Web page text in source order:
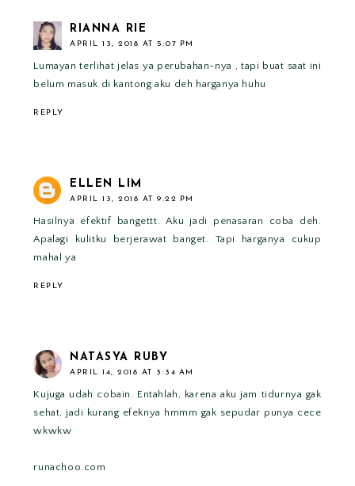
RIANNA RIE
APRIL 13, 2018 AT 5:07 PM
Lumayan terlihat jelas ya perubahan-nya , tapi buat saat ini
belum masuk di kantong aku deh harganya huhu
REPLY
ELLEN LIM
APRIL 13, 2018 AT 9:22 PM
Hasilnya efektif bangettt. Aku jadi penasaran coba deh.
Apalagi kulitku berjerawat banget. Tapi harganya cukup
mahal ya
REPLY
NATASYA RUBY
APRIL 14, 2018 AT 3:34 AM
Kujuga udah cobain. Entahlah, karena aku jam tidurnya gak
sehat, jadi kurang efeknya hmmm gak sepudar punya cece
wkwkw
runachoo.com